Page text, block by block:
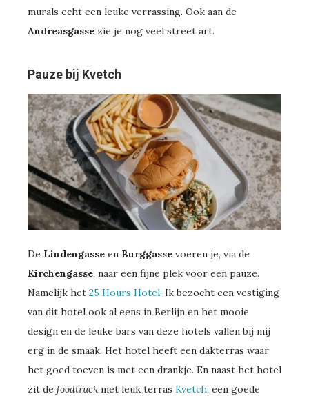
murals echt een leuke verrassing. Ook aan de
Andreasgasse zie je nog veel street art.
Pauze bij Kvetch
De Lindengasse en Burggasse voeren je, via de
Kirchengasse, naar een fijne plek voor een pauze.
Namelijk het 25 Hours Hotel. Ik bezocht een vestiging
van dit hotel ook al eens in Berlijn en het mooie
design en de leuke bars van deze hotels vallen bij mij
erg in de smaak. Het hotel heeft een dakterras waar
het goed toeven is met een drankje. En naast het hotel
zit de foodtruck met leuk terras Kvetch: een goede